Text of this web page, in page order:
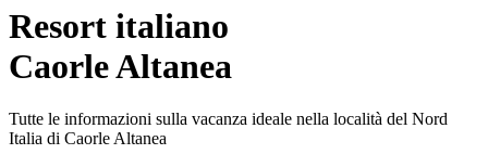
Resort italiano
Caorle Altanea
Tutte le informazioni sulla vacanza ideale nella località del Nord
Italia di Caorle Altanea